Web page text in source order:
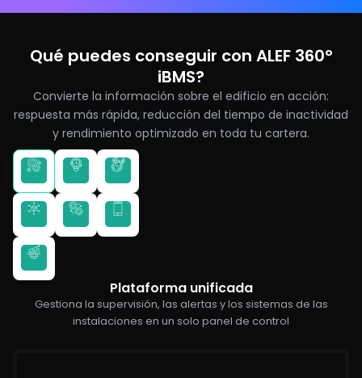
Qué puedes conseguir con ALEF 360°
iBMS?
Convierte la información sobre el edificio en acción:
respuesta más rápida, reducción del tiempo de inactividad
y rendimiento optimizado en toda tu cartera.
Plataforma unificada
Gestiona la supervisión, las alertas y los sistemas de las
instalaciones en un solo panel de control